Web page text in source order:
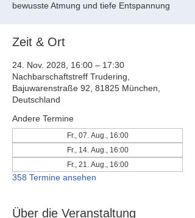
bewusste Atmung und tiefe Entspannung
Zeit & Ort
24. Nov. 2028, 16:00 – 17:30
Nachbarschaftstreff Trudering,
Bajuwarenstraße 92, 81825 München,
Deutschland
Andere Termine
Fr., 07. Aug., 16:00
Fr., 14. Aug., 16:00
Fr., 21. Aug., 16:00
358 Termine ansehen
Über die Veranstaltung